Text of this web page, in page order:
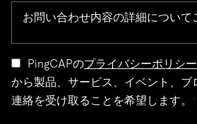
PingCAPのプライバシーポリシー
から製品、サービス、イベント、ブ
連絡を受け取ることを希望します。
*